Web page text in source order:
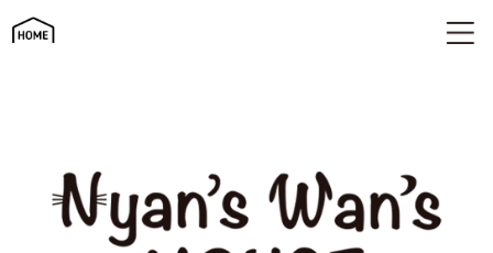
君と暮らす家 | にゃんずわんずハウス